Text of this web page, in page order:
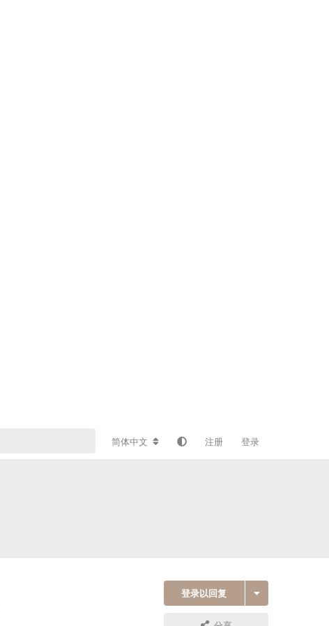
简体中文 注册 登录
登录以回复